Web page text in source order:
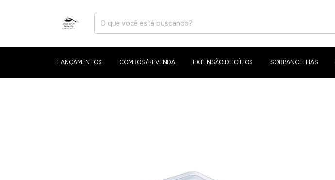
LANÇAMENTOS COMBOS/REVENDA EXTENSÃO DE CÍLIOS SOBRANCELHAS